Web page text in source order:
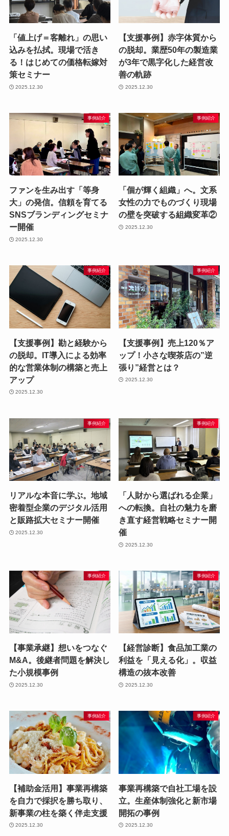
「値上げ＝客離れ」の思い
込みを払拭。現場で活き
る！はじめての価格転嫁対
策セミナー
2025.12.30
【支援事例】赤字体質から
の脱却。業歴50年の製造業
が3年で黒字化した経営改
善の軌跡
2025.12.30
事例紹介
ファンを生み出す「等身
大」の発信。信頼を育てる
SNSブランディングセミナ
ー開催
2025.12.30
事例紹介
「個が輝く組織」へ。文系
女性の力でものづくり現場
の壁を突破する組織変革②
2025.12.30
事例紹介
【支援事例】勘と経験から
の脱却。IT導入による効率
的な営業体制の構築と売上
アップ
2025.12.30
事例紹介
【支援事例】売上120％ア
ップ！小さな喫茶店の”逆
張り”経営とは？
2025.12.30
事例紹介
リアルな本音に学ぶ。地域
密着型企業のデジタル活用
と販路拡大セミナー開催
2025.12.30
事例紹介
「人財から選ばれる企業」
への転換。自社の魅力を磨
き直す経営戦略セミナー開
催
2025.12.30
事例紹介
【事業承継】想いをつなぐ
M&A。後継者問題を解決し
た小規模事例
2025.12.30
事例紹介
【経営診断】食品加工業の
利益を「見える化」。収益
構造の抜本改善
2025.12.30
事例紹介
【補助金活用】事業再構築
を自力で採択を勝ち取り、
新事業の柱を築く伴走支援
2025.12.30
事例紹介
事業再構築で自社工場を設
立。生産体制強化と新市場
開拓の事例
2025.12.30